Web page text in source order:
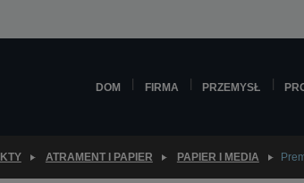
DOM FIRMA PRZEMYSŁ
ATRAMENT I PAPIER PAPIER I MEDIA